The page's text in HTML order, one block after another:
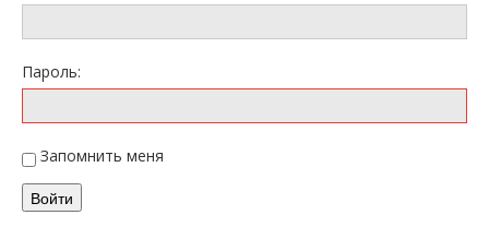
Пароль:
Запомнить меня
Войти